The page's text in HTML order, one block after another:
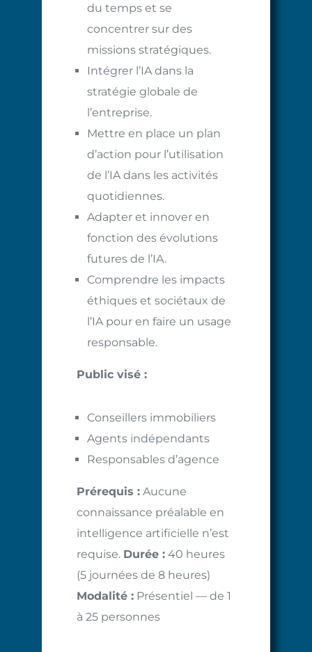
du temps et se
concentrer sur des
missions stratégiques.
Intégrer l’IA dans la
stratégie globale de
l’entreprise.
Mettre en place un plan
d’action pour l’utilisation
de l’IA dans les activités
quotidiennes.
Adapter et innover en
fonction des évolutions
futures de l’IA.
Comprendre les impacts
éthiques et sociétaux de
l’IA pour en faire un usage
responsable.
Public visé :
Conseillers immobiliers
Agents indépendants
Responsables d’agence
Prérequis : Aucune
connaissance préalable en
intelligence artificielle n’est
requise. Durée : 40 heures
(5 journées de 8 heures)
Modalité : Présentiel — de 1
à 25 personnes